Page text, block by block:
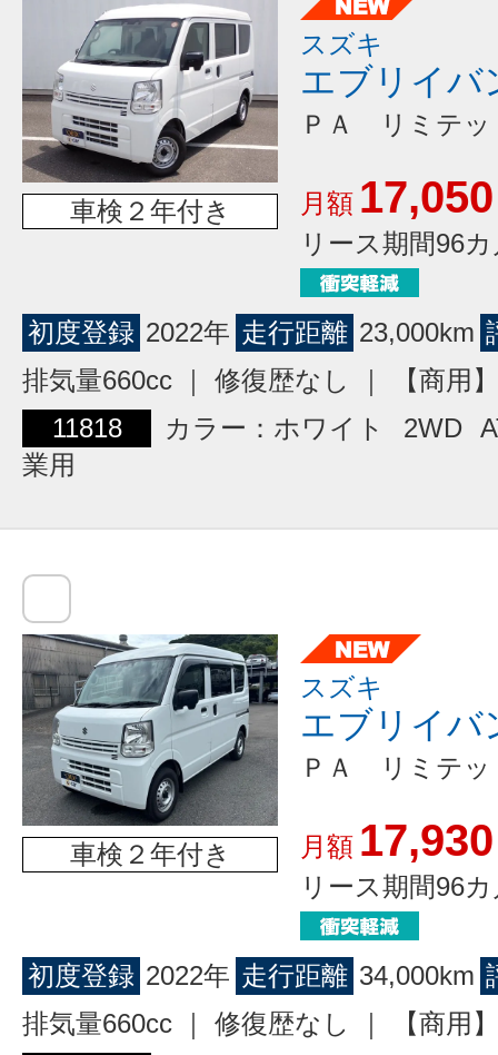
車検２年付き
スズキ
エブリイバ
ＰＡ リミテ
月額 17,050
リース期間96
初度登録 2022年 走行距離 23,000km
排気量660cc ｜ 修復歴なし ｜ 【商用
11818
カラー：ホワイト 2WD
業用
車検２年付き
スズキ
エブリイバ
ＰＡ リミテ
月額 17,930
リース期間96
初度登録 2022年 走行距離 34,000km
排気量660cc ｜ 修復歴なし ｜ 【商用